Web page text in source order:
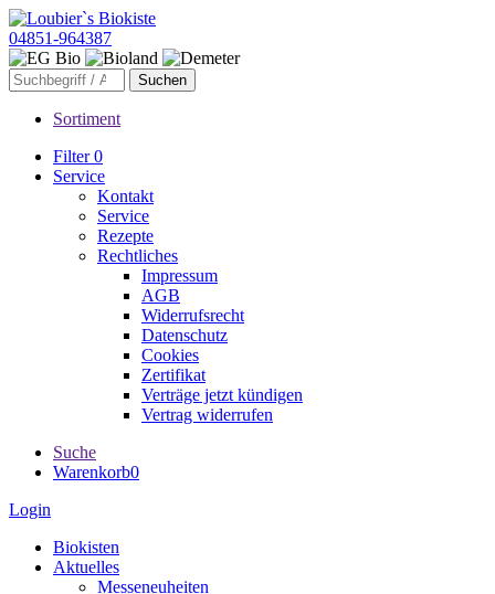
04851-964387
Sortiment
Filter0
Service
Kontakt
Service
Rezepte
Rechtliches
Impressum
AGB
Widerrufsrecht
Datenschutz
Cookies
Zertifikat
Verträge jetzt kündigen
Vertrag widerrufen
Suche
Warenkorb0
Login
Biokisten
Aktuelles
Messeneuheiten